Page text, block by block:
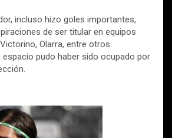
incluso hizo goles importantes,
de ser titular en equipos
Olarra, entre otros.
pudo haber sido ocupado por